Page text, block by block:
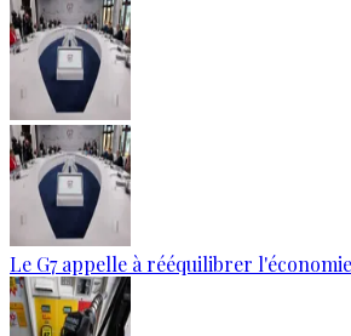
Le G7 appelle à rééquilibrer